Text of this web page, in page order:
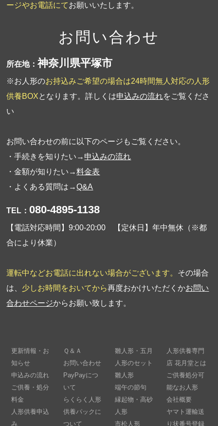
ージやお電話にてお願いいたします。
お問い合わせ
所在地：神奈川県平塚市
※お人形のお持込みご希望の場合は24時間無人対応の人形
供養BOXとなります。詳しくは申込みの流れをご覧くださ
い
お問い合わせの前に以下のページもご覧ください。
・手続きを知りたい→ 申込みの流れ
・金額が知りたい→料金表
・よくある質問は→Q&A
TEL： 080-4895-1138
【電話対応時間】9:00-20:00 【定休日】年中無休（※都
合により休業）
運転中などお電話に出れない場合がございます。 その場合
は、 少しお時間をおいてから再度おかけいただくかお問い
合わせページからお願い致します。
更新情報・お
知らせ
申込みの流れ
ご供養・処分
料金
人形供養申込
み
Ｑ＆Ａ
お問い合わせ
PayPayにつ
いて
らくらく人形
供養パックに
ついて
雛人形・五月
人形のセット
雛人形
端午の節句
縁起物・高砂
人形
市松人形
人形供養専門
店 花月堂とは
ご供養処分可
能なお人形
会社概要
ヤマト運輸送
り状番号登録